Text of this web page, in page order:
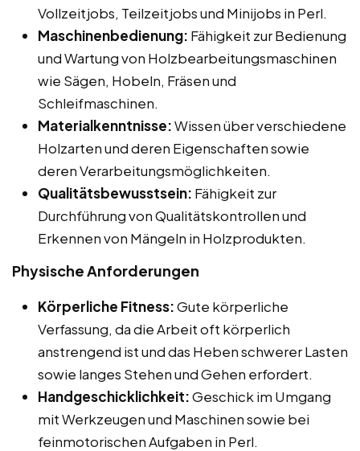
Vollzeitjobs, Teilzeitjobs und Minijobs in Perl.
Maschinenbedienung: Fähigkeit zur Bedienung
und Wartung von Holzbearbeitungsmaschinen
wie Sägen, Hobeln, Fräsen und
Schleifmaschinen.
Materialkenntnisse:Wissen über verschiedene
Holzarten und deren Eigenschaften sowie
deren Verarbeitungsmöglichkeiten.
Qualitätsbewusstsein: Fähigkeit zur
Durchführung von Qualitätskontrollen und
Erkennen von Mängeln in Holzprodukten.
Physische Anforderungen
Körperliche Fitness:Gute körperliche
Verfassung, da die Arbeit oft körperlich
anstrengend ist und das Heben schwerer Lasten
sowie langes Stehen und Gehen erfordert.
Handgeschicklichkeit:Geschick im Umgang
mit Werkzeugen und Maschinen sowie bei
feinmotorischen Aufgaben in Perl.